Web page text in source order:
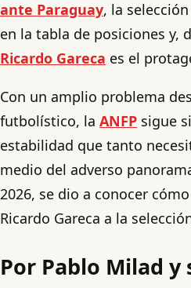
ante Paraguay, la
en la tabla de posiciones y,
Ricardo Gareca es el
Con un amplio problema
futbolístico, la ANFP sigue
estabilidad que tanto
medio del adverso
2026, se dio a conocer
Ricardo Gareca a la
Por Pablo Milad y